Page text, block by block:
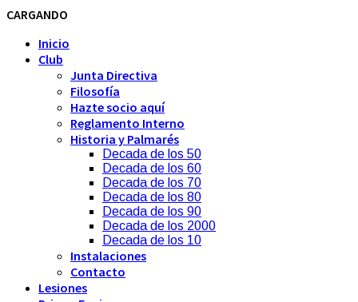
CARGANDO
Inicio
Club
Junta Directiva
Filosofía
Hazte socio aquí
Reglamento Interno
Historia y Palmarés
Decada de los 50
Decada de los 60
Decada de los 70
Decada de los 80
Decada de los 90
Decada de los 2000
Decada de los 10
Instalaciones
Contacto
Lesiones